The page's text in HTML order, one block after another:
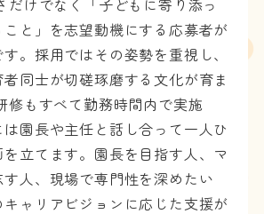
だけでなく「子どもに寄り添っ
と」を志望動機にする応募者が
。採用ではその姿勢を重視し、
同士が切磋琢磨する文化が育ま
修もすべて勤務時間内で実施
は園長や主任と話し合って一人ひ
を立てます。園長を目指す人、マ
人、現場で専門性を深めたい
ャリアビジョンに応じた支援が